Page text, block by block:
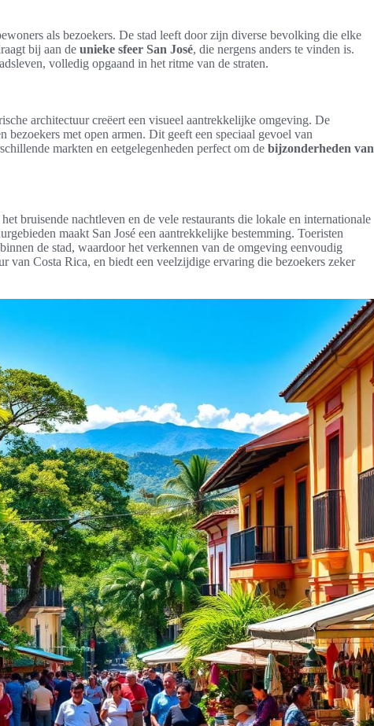
als bezoekers. De stad leeft door zijn diverse bevolking die elke
bij aan de unieke sfeer San José, die nergens anders te vinden is.
volledig opgaand in het ritme van de straten.
architectuur creëert een visueel aantrekkelijke omgeving. De
met open armen. Dit geeft een speciaal gevoel van
markten en eetgelegenheden perfect om de bijzonderheden van
bruisende nachtleven en de vele restaurants die lokale en internationale
maakt San José een aantrekkelijke bestemming. Toeristen
de stad, waardoor het verkennen van de omgeving eenvoudig
van Costa Rica, en biedt een veelzijdige ervaring die bezoekers zeker